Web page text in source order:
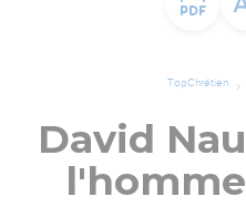
TopChrétien
David